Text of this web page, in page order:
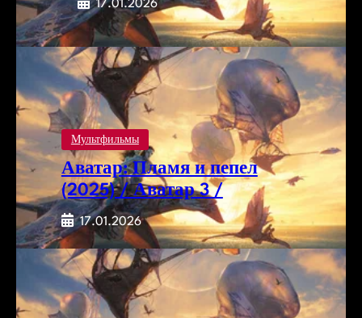
17.01.2026
Мультфильмы
Аватар: Пламя и пепел
(2025) / Аватар 3 /
17.01.2026